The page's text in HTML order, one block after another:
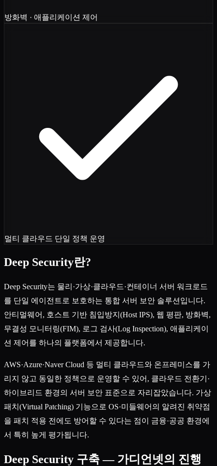
방화벽 · 애플리케이션 제어
멀티 클라우드 단일 정책 운영
Deep Security란?
Deep Security는 물리·가상·클라우드·컨테이너 서버 워크로드
를 단일 에이전트로 보호하는 통합 서버 보안 솔루션입니다.
안티멀웨어, 호스트 기반 침입방지(Host IPS), 웹 평판, 방화벽,
무결성 모니터링(FIM), 로그 검사(Log Inspection), 애플리케이
션 제어를 하나의 플랫폼에서 제공합니다.
AWS·Azure·Naver Cloud 등 멀티 클라우드와 온프레미스를 가
리지 않고 동일한 정책으로 운영할 수 있어, 클라우드 전환기·
하이브리드 환경의 서버 보안 표준으로 자리잡았습니다. 가상
패치(Virtual Patching) 기능으로 OS·미들웨어의 알려진 취약점
을 패치 적용 전에도 방어할 수 있다는 점이 금융·공공 환경에
서 특히 높게 평가됩니다.
Deep Security 구축 — 가디언넷의 진행